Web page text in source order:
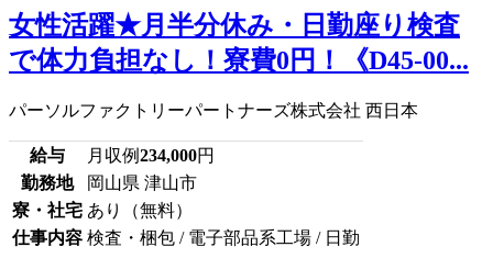
女性活躍★月半分休み・日勤座り検査
で体力負担なし！寮費0円！《D45-00...
パーソルファクトリーパートナーズ株式会社 西日本
給与 月収例234,000円
勤務地
岡山県 津山市
寮・社宅 あり（無料）
仕事内容 検査・梱包 / 電子部品系工場 / 日勤